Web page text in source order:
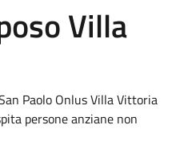
Villa
Paolo Onlus Villa Vittoria
persone anziane non